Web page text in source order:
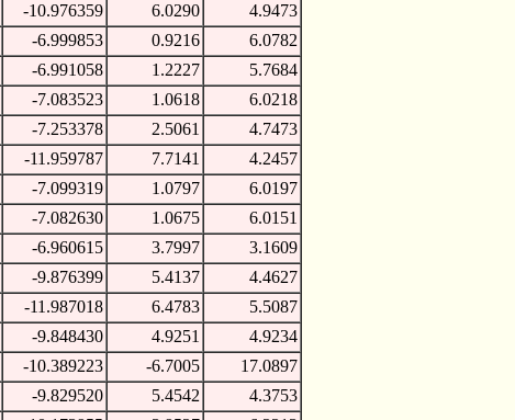
-10.976359 6.0290
4.9473
-6.999853 0.9216
6.0782
-6.991058 1.2227
5.7684
-7.083523 1.0618
6.0218
-7.253378 2.5061
4.7473
-11.959787 7.7141
4.2457
-7.099319 1.0797
6.0197
-7.082630 1.0675
6.0151
-6.960615 3.7997
3.1609
-9.876399 5.4137
4.4627
-11.987018 6.4783
5.5087
-9.848430 4.9251
4.9234
-10.389223 -6.7005
17.0897
-9.829520 5.4542
4.3753